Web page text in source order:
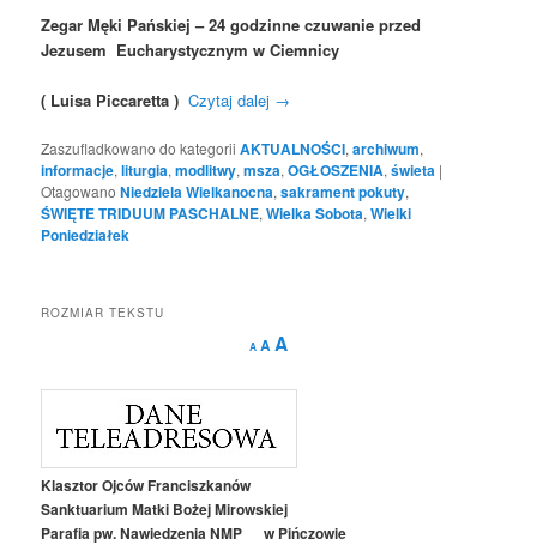
Zegar Męki Pańskiej – 24 godzinne czuwanie przed
Jezusem Eucharystycznym w Ciemnicy
( Luisa Piccaretta ) Czytaj dalej →
Zaszufladkowano do kategorii AKTUALNOŚCI,archiwum,
informacje,liturgia,modlitwy,msza,OGŁOSZENIA,świeta |
Otagowano Niedziela Wielkanocna,sakrament pokuty,
ŚWIĘTE TRIDUUM PASCHALNE,Wielka Sobota,Wielki
Poniedziałek
ROZMIAR TEKSTU
A
Decrease
font
A Reset
AIncrease
Klasztor Ojców Franciszkanów
Sanktuarium Matki Bożej Mirowskiej
Parafia pw. Nawiedzenia NMP w Pińczowie